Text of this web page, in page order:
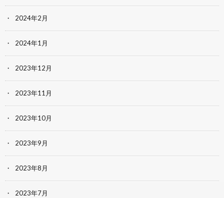
2024年2月
2024年1月
2023年12月
2023年11月
2023年10月
2023年9月
2023年8月
2023年7月